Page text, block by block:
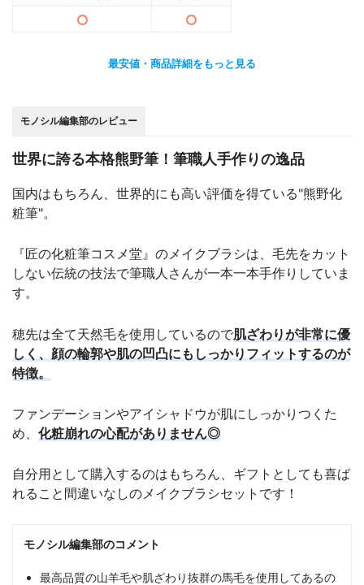
最安値・商品詳細をもっと見る
モノシル編集部のレビュー
世界に誇る本格熊野筆！筆職人手作りの逸品
国内はもちろん、世界的にも高い評価を得ている"熊野化
粧筆"。
『匠の化粧筆コスメ堂』のメイクブラシは、毛先をカット
しない伝統の技法で筆職人さんが一本一本手作りしていま
す。
穂先は全て天然毛を使用しているので肌ざわりが非常に優
しく、顔の輪郭や肌の凹凸にもしっかりフィットするのが
特徴。
ファンデーションやアイシャドウが肌にしっかりつくた
め、 化粧崩れの心配がありません◎
自分用として購入するのはもちろん、ギフトとしても喜ば
れること間違いなしのメイクブラシセットです！
モノシル編集部のコメント
最高品質の山羊毛や肌ざわり抜群の馬毛を使用してあるの